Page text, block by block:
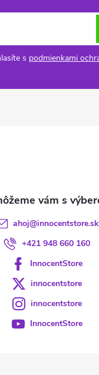
s podmienkami
ahoj@innocentstore.sk
+421 948 660 160
InnocentStore
innocentstore
innocentstore
InnocentStore